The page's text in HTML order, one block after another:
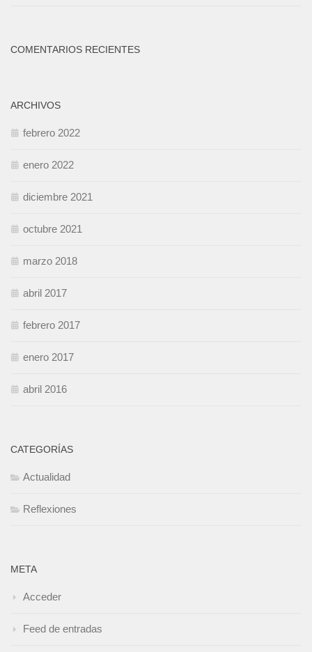
COMENTARIOS RECIENTES
ARCHIVOS
febrero 2022
enero 2022
diciembre 2021
octubre 2021
marzo 2018
abril 2017
febrero 2017
enero 2017
abril 2016
CATEGORÍAS
Actualidad
Reflexiones
META
Acceder
Feed de entradas